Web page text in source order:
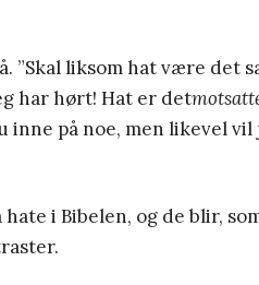
”Skal liksom hat være det
har hørt! Hat er det
inne på noe, men likevel
i Bibelen, og de blir,